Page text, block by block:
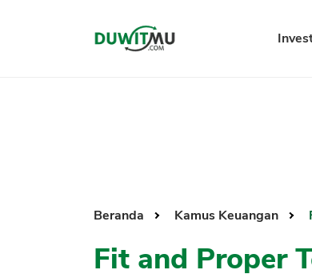
Beranda Kamus Keuangan
Fit and Proper